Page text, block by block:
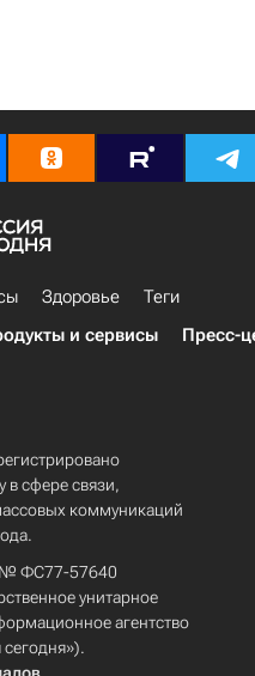
Здоровье
Теги
и сервисы Пресс-
в сфере связи,
коммуникаций
№ ФС77-57640
унитарное
агентство